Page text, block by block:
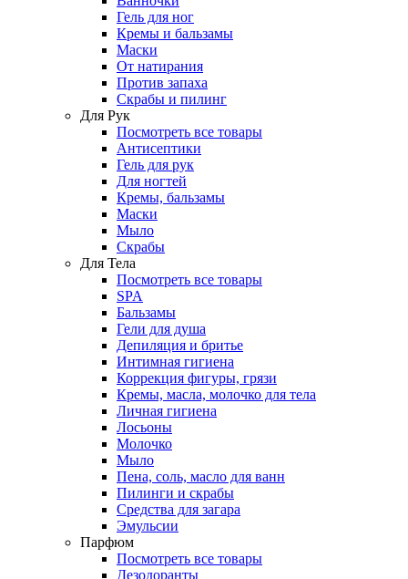
Гель для ног
Кремы и бальзамы
Маски
От натирания
Против запаха
Скрабы и пилинг
Для Рук
Посмотреть все товары
Антисептики
Гель для рук
Для ногтей
Кремы, бальзамы
Маски
Мыло
Скрабы
Для Тела
Посмотреть все товары
SPA
Бальзамы
Гели для душа
Депиляция и бритье
Интимная гигиена
Коррекция фигуры, грязи
Кремы, масла, молочко для тела
Личная гигиена
Лосьоны
Молочко
Мыло
Пена, соль, масло для ванн
Пилинги и скрабы
Средства для загара
Эмульсии
Парфюм
Посмотреть все товары
Дезодоранты